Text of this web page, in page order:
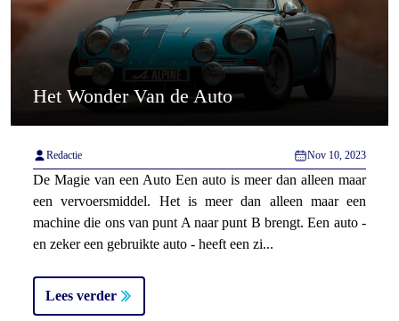
Het Wonder Van de Auto
Redactie Nov 10, 2023
De Magie van een Auto Een auto is meer dan alleen maar
een vervoersmiddel. Het is meer dan alleen maar een
machine die ons van punt A naar punt B brengt. Een auto -
en zeker een gebruikte auto - heeft een zi...
Lees verder